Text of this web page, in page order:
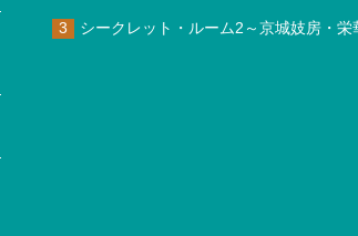
シークレット・ルーム2～京城妓房・栄